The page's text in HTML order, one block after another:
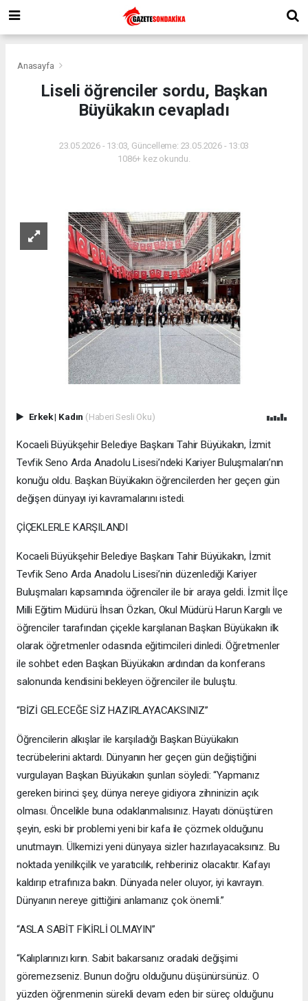
Anasayfa
Liseli öğrenciler sordu, Başkan
Büyükakın cevapladı
23.05.2026 - 13:03, Güncelleme: 23.05.2026 - 13:03
1086+ kez okundu.
Erkek| Kadın (Haberi Sesli Oku)
Kocaeli Büyükşehir Belediye Başkanı Tahir Büyükakın, İzmit
Tevfik Seno Arda Anadolu Lisesi’ndeki Kariyer Buluşmaları’nın
konuğu oldu. Başkan Büyükakın öğrencilerden her geçen gün
değişen dünyayı iyi kavramalarını istedi.
ÇİÇEKLERLE KARŞILANDI
Kocaeli Büyükşehir Belediye Başkanı Tahir Büyükakın, İzmit
Tevfik Seno Arda Anadolu Lisesi’nin düzenlediği Kariyer
Buluşmaları kapsamında öğrenciler ile bir araya geldi. İzmit İlçe
Milli Eğitim Müdürü İhsan Özkan, Okul Müdürü Harun Kargılı ve
öğrenciler tarafından çiçekle karşılanan Başkan Büyükakın ilk
olarak öğretmenler odasında eğitimcileri dinledi. Öğretmenler
ile sohbet eden Başkan Büyükakın ardından da konferans
salonunda kendisini bekleyen öğrenciler ile buluştu.
“BİZİ GELECEĞE SİZ HAZIRLAYACAKSINIZ”
Öğrencilerin alkışlar ile karşıladığı Başkan Büyükakın
tecrübelerini aktardı. Dünyanın her geçen gün değiştiğini
vurgulayan Başkan Büyükakın şunları söyledi: “Yapmanız
gereken birinci şey, dünya nereye gidiyora zihninizin açık
olması. Öncelikle buna odaklanmalısınız. Hayatı dönüştüren
şeyin, eski bir problemi yeni bir kafa ile çözmek olduğunu
unutmayın. Ülkemizi yeni dünyaya sizler hazırlayacaksınız. Bu
noktada yenilikçilik ve yaratıcılık, rehberiniz olacaktır. Kafayı
kaldırıp etrafınıza bakın. Dünyada neler oluyor, iyi kavrayın.
Dünyanın nereye gittiğini anlamanız çok önemli.”
“ASLA SABİT FİKİRLİ OLMAYIN”
“Kalıplarınızı kırın. Sabit bakarsanız oradaki değişimi
göremezseniz. Bunun doğru olduğunu düşünürsünüz. O
yüzden öğrenmenin sürekli devam eden bir süreç olduğunu